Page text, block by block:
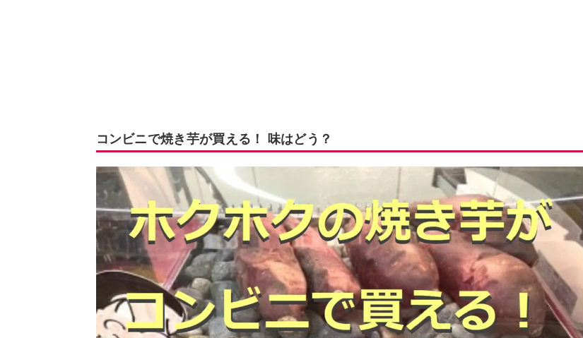
コンビニで焼き芋が買える！ 味はどう？